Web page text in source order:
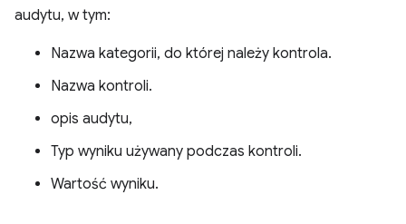
audytu, w tym:
Nazwa kategorii, do której należy kontrola.
Nazwa kontroli.
opis audytu,
Typ wyniku używany podczas kontroli.
Wartość wyniku.